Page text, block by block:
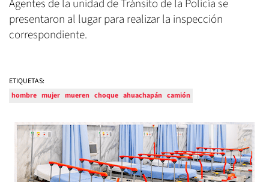
Agentes de la unidad de Tránsito de la Policía se
presentaron al lugar para realizar la inspección
correspondiente.
ETIQUETAS:
hombre mujer mueren choque ahuachapán camión